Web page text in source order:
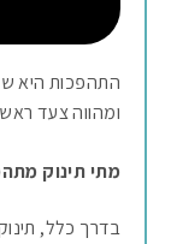
התהפכות היא
ומהווה צעד
מתי תינוק
בדרך כלל,